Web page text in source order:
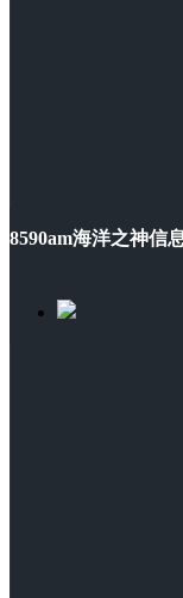
8590am海洋之神信